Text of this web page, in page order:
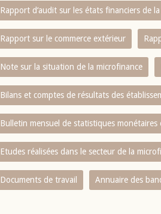
Rapport d‘audit sur les états financiers de la
Rapport sur le commerce extérieur
Note sur la situation de la microfinance
Bilans et comptes de résultats des
Bulletin mensuel de statistiques monétaires
Etudes réalisées dans le secteur de la
Documents de travail Annuaire des